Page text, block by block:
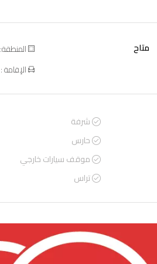
المنطقة:
متاح
الإقامة :
شرفة
حارس
موقف سيارات خارجي
تراس